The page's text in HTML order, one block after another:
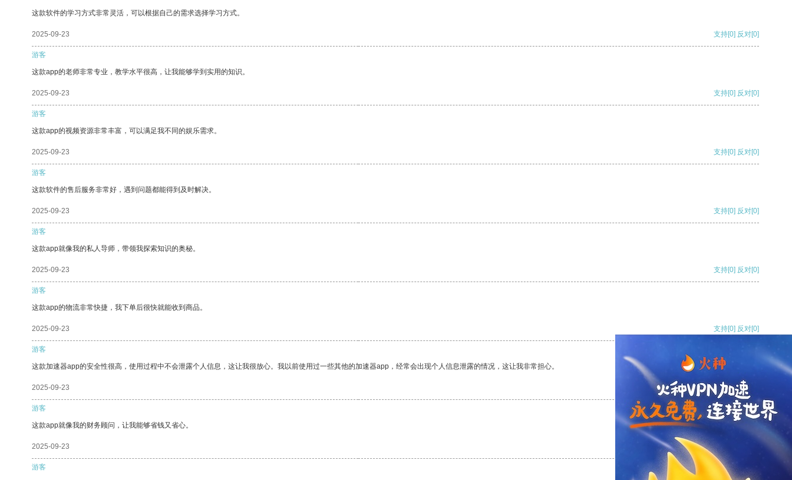
这款软件的学习方式非常灵活，可以根据自己的需求选择学习方式。
2025-09-23 支持[0] 反对[0]
游客
这款app的老师非常专业，教学水平很高，让我能够学到实用的知识。
2025-09-23 支持[0] 反对[0]
游客
这款app的视频资源非常丰富，可以满足我不同的娱乐需求。
2025-09-23 支持[0] 反对[0]
游客
这款软件的售后服务非常好，遇到问题都能得到及时解决。
2025-09-23 支持[0] 反对[0]
游客
这款app就像我的私人导师，带领我探索知识的奥秘。
2025-09-23 支持[0] 反对[0]
游客
这款app的物流非常快捷，我下单后很快就能收到商品。
2025-09-23 支持[0] 反对[0]
游客
这款加速器app的安全性很高，使用过程中不会泄露个人信息，这让我很放心。我以前使用过一些其他的加速器app，经常会出现个人信息泄露的情况，这让我非常担心。
2025-09-23 支持[0] 反对
游客
这款app就像我的财务顾问，让我能够省钱又省心。
2025-09-23 支持
游客